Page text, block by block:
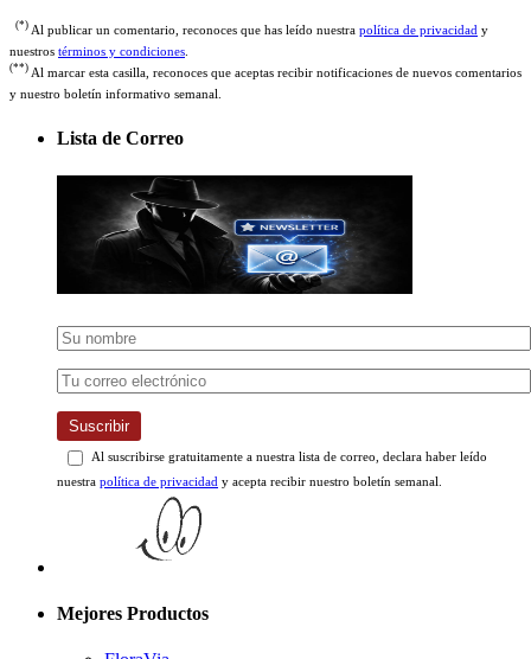
(*) Al publicar un comentario, reconoces que has leído nuestra política de privacidad y
nuestros términos y condiciones
(**) Al marcar esta casilla, reconoces que aceptas recibir notificaciones de nuevos comentarios
y nuestro boletín informativo semanal.
Lista de Correo
Suscribir
Al suscribirse gratuitamente a nuestra lista de correo, declara haber leído
nuestra política de privacidad y acepta recibir nuestro boletín semanal.
Mejores Productos